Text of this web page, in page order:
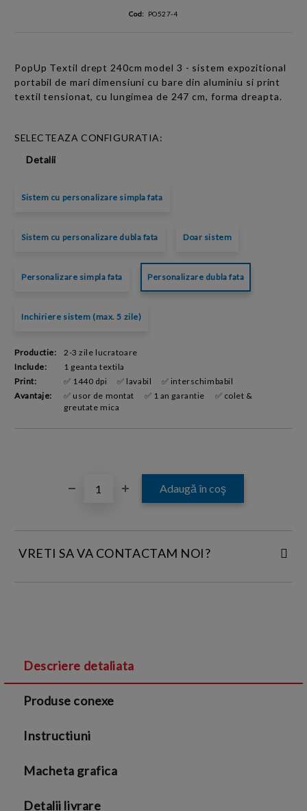
Cod: PO527-4
PopUp Textil drept 240cm model 3 - sistem expozitional
portabil de mari dimensiuni cu bare din aluminiu si print
textil tensionat, cu lungimea de 247 cm, forma dreapta.
SELECTEAZA CONFIGURATIA:
Detalii
Sistem cu personalizare simpla fata
Sistem cu personalizare dubla fata Doar sistem
Personalizare simpla fata Personalizare dubla fata
Inchiriere sistem (max. 5 zile)
Productie:
2-3 zile lucratoare
Include:
1 geanta textila
Print:
✅ 1440 dpi ✅ lavabil
✅ interschimbabil
Avantaje:
✅ usor de montat ✅ 1 an garantie
✅ colet &
greutate mica
VRETI SA VA CONTACTAM NOI?
Politica de confidentialitate
Descriere detaliata
Produse conexe
Instructiuni
Macheta grafica
Detalii livrare